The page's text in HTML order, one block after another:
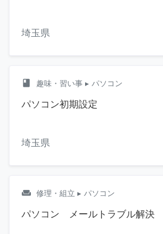
埼玉県
class 趣味・習い事 ▸ パソコン
パソコン初期設定
埼玉県
weekend 修理・組立 ▸ パソコン
パソコン メールトラブル解決